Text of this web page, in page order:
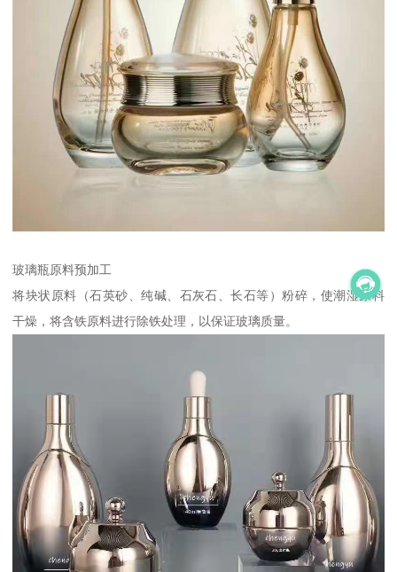
玻璃瓶原料预加工
将块状原料（石英砂、纯碱、石灰石、长石等）粉碎，使潮湿原料
干燥，将含铁原料进行除铁处理，以保证玻璃质量。